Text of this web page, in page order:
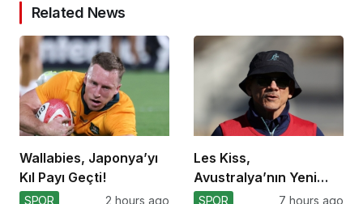
Related News
Wallabies, Japonya’yı
Kıl Payı Geçti!
SPOR 2 hours ago
Les Kiss,
Avustralya’nın Yeni
Koçu Olarak Debüt
SPOR 7 hours ago